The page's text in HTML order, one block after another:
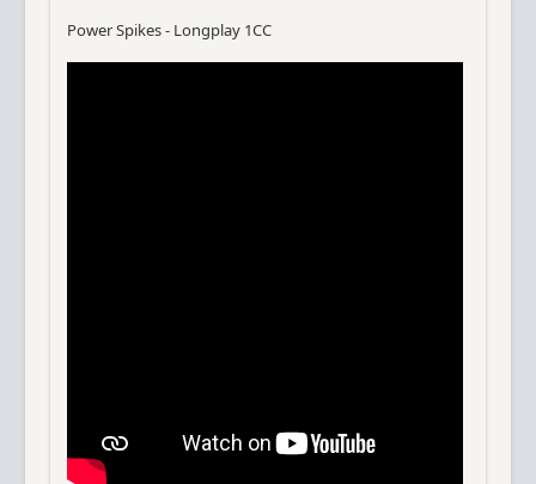
Power Spikes - Longplay 1CC